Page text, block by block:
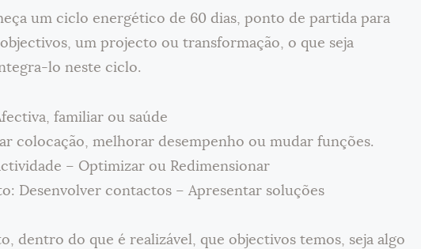
um ciclo energético de 60 dias, ponto de partida para
um projecto ou transformação, o que seja
lo neste ciclo.
familiar ou saúde
colocação, melhorar desempenho ou mudar funções.
– Optimizar ou Redimensionar
Desenvolver contactos – Apresentar soluções
dentro do que é realizável, que objectivos temos, seja algo